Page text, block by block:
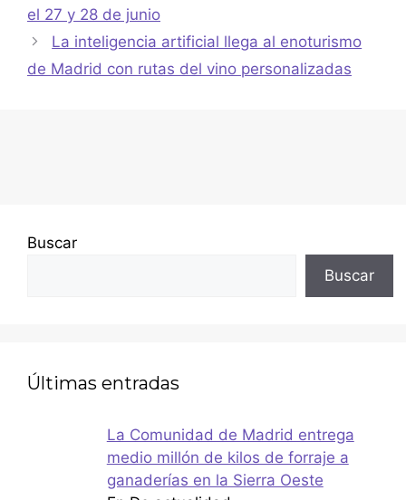
el 27 y 28 de junio
La inteligencia artificial llega al enoturismo
de Madrid con rutas del vino personalizadas
Buscar
Buscar
Últimas entradas
La Comunidad de Madrid entrega
medio millón de kilos de forraje a
ganaderías en la Sierra Oeste